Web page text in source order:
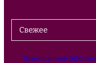
Свежее
Транспортный ЭДО: